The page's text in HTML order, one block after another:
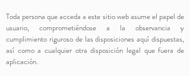
Toda persona que acceda a este sitio web asume el papel de
usuario, comprometiéndose a la observancia y
cumplimiento riguroso de las disposiciones aquí dispuestas,
así como a cualquier otra disposición legal que fuera de
aplicación.